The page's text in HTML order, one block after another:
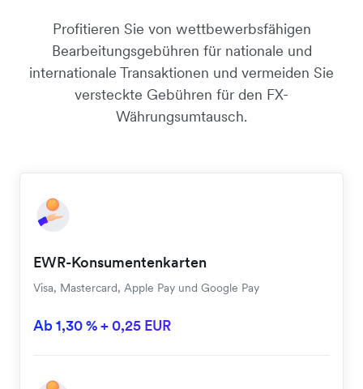
Profitieren Sie von wettbewerbsfähigen
Bearbeitungsgebühren für nationale und
internationale Transaktionen und vermeiden Sie
versteckte Gebühren für den FX-
Währungsumtausch.
EWR-Konsumentenkarten
Visa, Mastercard, Apple Pay und Google Pay
Ab 1,30 % + 0,25 EUR